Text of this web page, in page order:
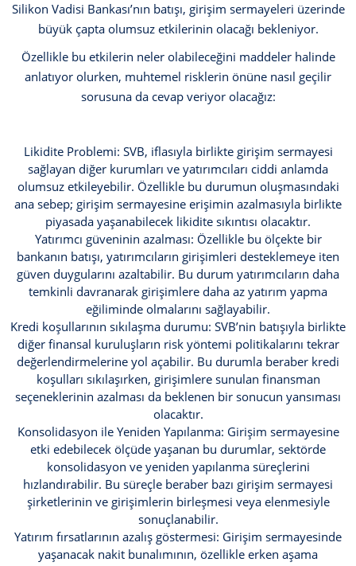
Silikon Vadisi Bankası’nın batışı, girişim sermayeleri üzerinde
büyük çapta olumsuz etkilerinin olacağı bekleniyor.
Özellikle bu etkilerin neler olabileceğini maddeler halinde
anlatıyor olurken, muhtemel risklerin önüne nasıl geçilir
sorusuna da cevap veriyor olacağız:
Likidite Problemi: SVB, iflasıyla birlikte girişim sermayesi
sağlayan diğer kurumları ve yatırımcıları ciddi anlamda
olumsuz etkileyebilir. Özellikle bu durumun oluşmasındaki
ana sebep; girişim sermayesine erişimin azalmasıyla birlikte
piyasada yaşanabilecek likidite sıkıntısı olacaktır.
Yatırımcı güveninin azalması: Özellikle bu ölçekte bir
bankanın batışı, yatırımcıların girişimleri desteklemeye iten
güven duygularını azaltabilir. Bu durum yatırımcıların daha
temkinli davranarak girişimlere daha az yatırım yapma
eğiliminde olmalarını sağlayabilir.
Kredi koşullarının sıkılaşma durumu: SVB’nin batışıyla birlikte
diğer finansal kuruluşların risk yöntemi politikalarını tekrar
değerlendirmelerine yol açabilir. Bu durumla beraber kredi
koşulları sıkılaşırken, girişimlere sunulan finansman
seçeneklerinin azalması da beklenen bir sonucun yansıması
olacaktır.
Konsolidasyon ile Yeniden Yapılanma: Girişim sermayesine
etki edebilecek ölçüde yaşanan bu durumlar, sektörde
konsolidasyon ve yeniden yapılanma süreçlerini
hızlandırabilir. Bu süreçle beraber bazı girişim sermayesi
şirketlerinin ve girişimlerin birleşmesi veya elenmesiyle
sonuçlanabilir.
Yatırım fırsatlarının azalış göstermesi: Girişim sermayesinde
yaşanacak nakit bunalımının, özellikle erken aşama